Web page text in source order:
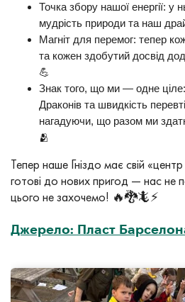
Точка збору нашої енергії: у
мудрість природи та наш
Магніт для перемог: тепер
та кожен здобутий досвід
💪
Знак того, що ми — одне ціле:
Драконів та швидкість
нагадуючи, що разом ми
🫂
Тепер наше Гніздо має свій
готові до нових пригод — нас не
цього не захочемо! 🔥🐉🦎⚡️
Джерело: Пласт